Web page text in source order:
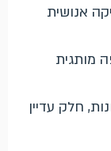
אנושית
מותגית
חלק עדיין